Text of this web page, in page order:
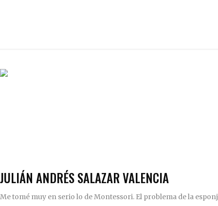
JULIÁN ANDRÉS SALAZAR VALENCIA
Me tomé muy en serio lo de Montessori. El problema de la